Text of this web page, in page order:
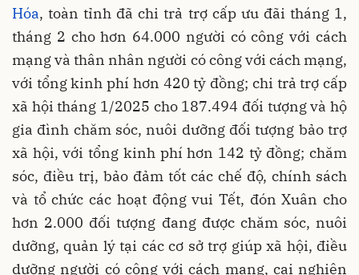
Hóa, toàn tỉnh đã chi trả trợ cấp ưu đãi tháng 1,
tháng 2 cho hơn 64.000 người có công với cách
mạng và thân nhân người có công với cách mạng,
với tổng kinh phí hơn 420 tỷ đồng; chi trả trợ cấp
xã hội tháng 1/2025 cho 187.494 đối tượng và hộ
gia đình chăm sóc, nuôi dưỡng đối tượng bảo trợ
xã hội, với tổng kinh phí hơn 142 tỷ đồng; chăm
sóc, điều trị, bảo đảm tốt các chế độ, chính sách
và tổ chức các hoạt động vui Tết, đón Xuân cho
hơn 2.000 đối tượng đang được chăm sóc, nuôi
dưỡng, quản lý tại các cơ sở trợ giúp xã hội, điều
dưỡng người có công với cách mạng, cai nghiện